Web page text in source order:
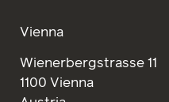
Vienna
Wienerbergstrasse 11
1100 Vienna